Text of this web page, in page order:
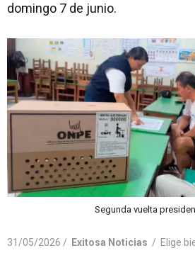
domingo 7 de junio.
Segunda vuelta
31/05/2026 / Exitosa Noticias / Elige